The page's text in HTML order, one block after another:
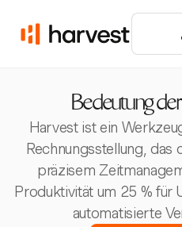
Bedeutung
Harvest ist ein
Rechnungsstellung, das
präzisem
Produktivität um 25 % für
automatisierte